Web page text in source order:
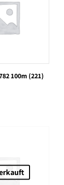
100m (221)